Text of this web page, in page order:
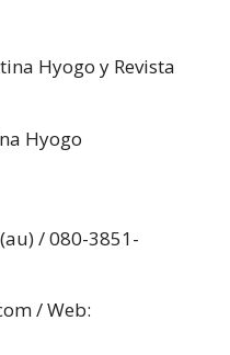
Hyogo y Revista
Hyogo
/ 080-3851-
/ Web: